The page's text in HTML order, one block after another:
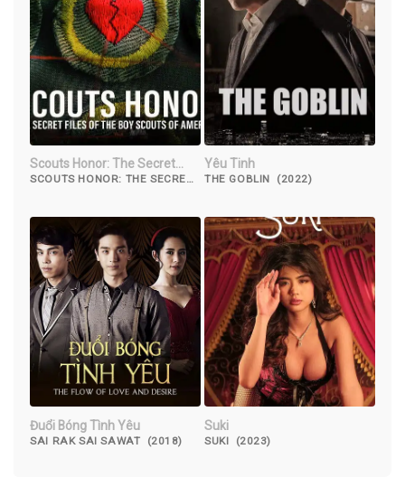
Scouts Honor: The Secret
Files of the Boy Scouts of
SCOUTS HONOR: THE SECRET
Yêu Tinh
THE GOBLIN (2022)
Đuổi Bóng Tình Yêu
SAI RAK SAI SAWAT (2018)
Suki
SUKI (2023)